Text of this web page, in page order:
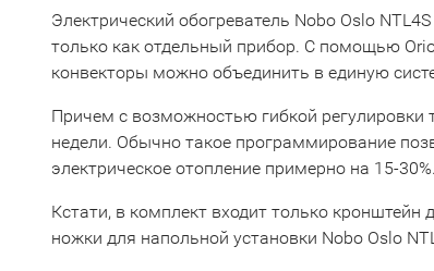
Электрический обогреватель Nobo Oslo
только как отдельный прибор. С помощью
конвекторы можно объединить в единую
Причем с возможностью гибкой
недели. Обычно такое программирование
электрическое отопление примерно на 15-30%.
Кстати, в комплект входит только кронштейн
ножки для напольной установки Nobo Oslo